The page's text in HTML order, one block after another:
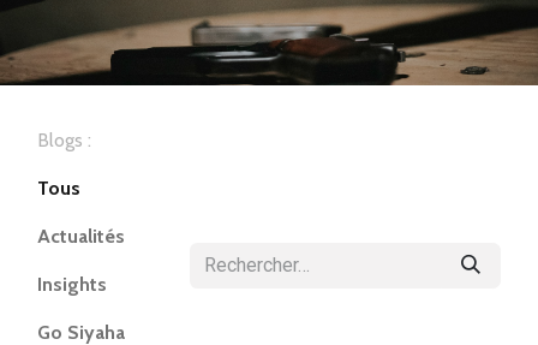
Blogs :
Tous
Actualités
Insights
Go Siyaha